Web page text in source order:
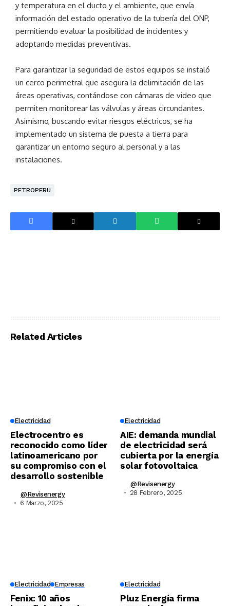
y temperatura en el ducto y el ambiente, que envía
información del estado operativo de la tubería del ONP,
permitiendo evaluar la posibilidad de incidentes y
adoptando medidas preventivas.
Para garantizar la seguridad de estos equipos se instaló
un cerco perimetral que asegura la delimitación de las
áreas operativas, contándose con cámaras de video que
permiten monitorear las válvulas y áreas circundantes.
Asimismo, buscando evitar riesgos eléctricos, se ha
implementado un sistema de puesta a tierra para
garantizar un entorno seguro al personal y a las
instalaciones.
PETROPERU
Related Articles
Electricidad
Electrocentro es
reconocido como líder
latinoamericano por
su compromiso con el
desarrollo sostenible
@revisenergy
6 Marzo, 2025
Electricidad
AIE: demanda mundial
de electricidad será
cubierta por la energía
solar fotovoltaica
@revisenergy
28 Febrero, 2025
Electricidad Empresas
Fenix: 10 años
Electricidad
Pluz Energía firma